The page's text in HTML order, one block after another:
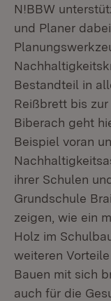
N!BBW
und Planer
Bestandteil in
Reißbrett bis
Biberach geht
Beispiel voran
ihrer Schulen
Grundschule
zeigen, wie ein
Holz im
weiteren
Bauen mit sich
auch für die